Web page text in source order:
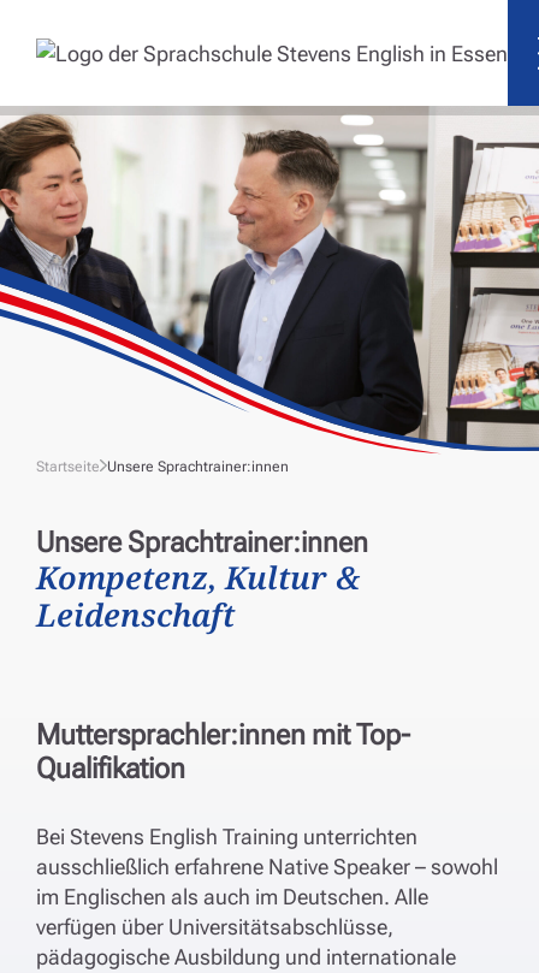
Startseite Unsere Sprachtrainer:innen
Unsere Sprachtrainer:innen
Kompetenz, Kultur &
Leidenschaft
Muttersprachler:innen mit Top-
Qualifikation
Bei Stevens English Training unterrichten
ausschließlich erfahrene Native Speaker – sowohl
im Englischen als auch im Deutschen. Alle
verfügen über Universitätsabschlüsse,
pädagogische Ausbildung und internationale